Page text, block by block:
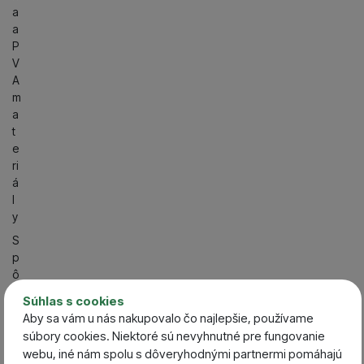
Súhlas s cookies
Aby sa vám u nás nakupovalo čo najlepšie, používame
súbory cookies. Niektoré sú nevyhnutné pre fungovanie
webu, iné nám spolu s dôveryhodnými partnermi pomáhajú
a
a
P
V
A
m
a
t
e
ri
á
l
y
S
p
ô